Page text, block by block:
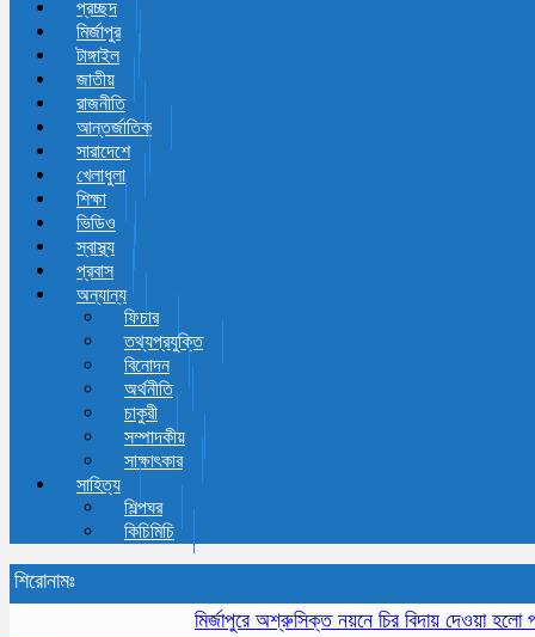
প্রচ্ছদ
মির্জাপুর
টাঙ্গাইল
জাতীয়
রাজনীতি
আন্তর্জাতিক
সারাদেশে
খেলাধুলা
শিক্ষা
ভিডিও
স্বাস্থ্য
প্রবাস
অন্যান্য
ফিচার
তথ্যপ্রযুক্তি
বিনোদন
অর্থনীতি
চাকুরী
সম্পাদকীয়
সাক্ষাৎকার
সাহিত্য
শিল্পঘর
কিচিমিচি
শিরোনামঃ
মির্জাপুরে অশ্রুসিক্ত নয়নে চির বিদায় দেওয়া হলো প্রবীন